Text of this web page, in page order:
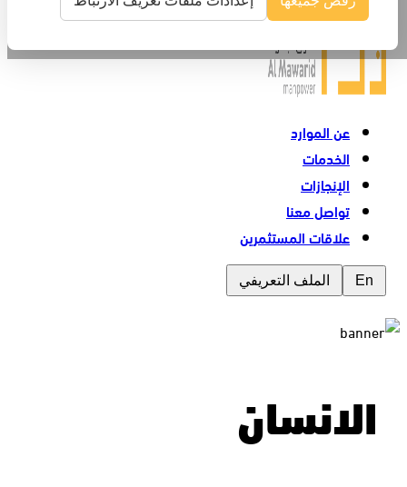
عن الموارد
الخدمات
الإنجازات
تواصل معنا
علاقات المستثمرين
En الملف التعريفي
الانسان